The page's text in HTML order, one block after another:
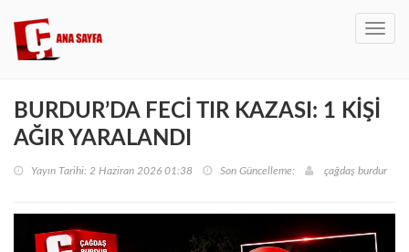
BURDUR’DA FECİ TIR KAZASI: 1 KİŞİ
AĞIR YARALANDI
Yayın Tarihi: 2 Haziran 2026 01:38 Son Güncelleme: çağdaş burdur